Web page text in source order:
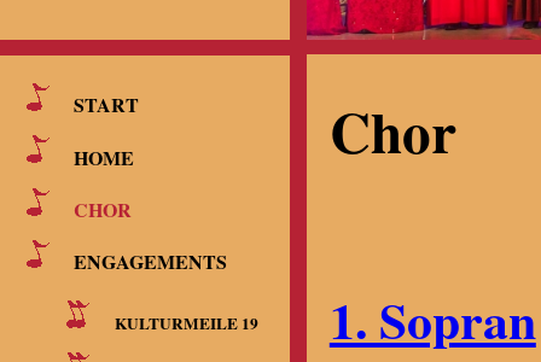
START
HOME
CHOR
ENGAGEMENTS
KULTURMEILE 19
Chor
1. Sopran